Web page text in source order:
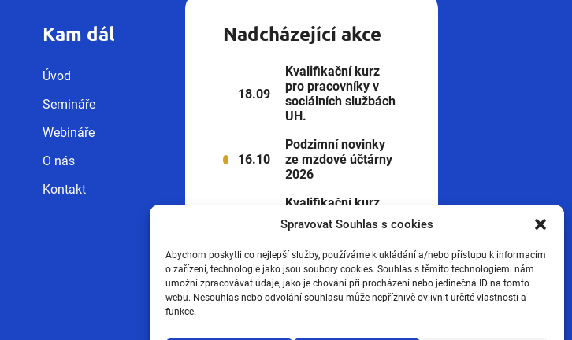
Spravovat Souhlas s cookies
Abychom poskytli co nejlepší služby, používáme k ukládání a/nebo přístupu k informacím
o zařízení, technologie jako jsou soubory cookies. Souhlas s těmito technologiemi nám
umožní zpracovávat údaje, jako je chování při procházení nebo jedinečná ID na tomto
webu. Nesouhlas nebo odvolání souhlasu může nepříznivě ovlivnit určité vlastnosti a
funkce.
Kam dál
Úvod
Semináře
Webináře
O nás
Kontakt
Nadcházející akce
18.09
Kvalifikační kurz
pro pracovníky v
sociálních službách
UH.
16.10
Podzimní novinky
ze mzdové účtárny
2026
Kvalifikační kurz
pro pracovníky v
sociálních službách
UH.
Zobrazit všechny